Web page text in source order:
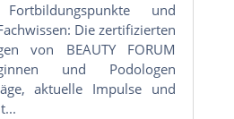
und
Die zertifizierten
von BEAUTY FORUM
und Podologen
aktuelle Impulse und